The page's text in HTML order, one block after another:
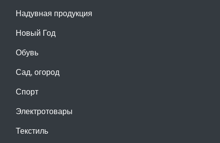
Надувная продукция
Новый Год
Обувь
Сад, огород
Спорт
Электротовары
Текстиль